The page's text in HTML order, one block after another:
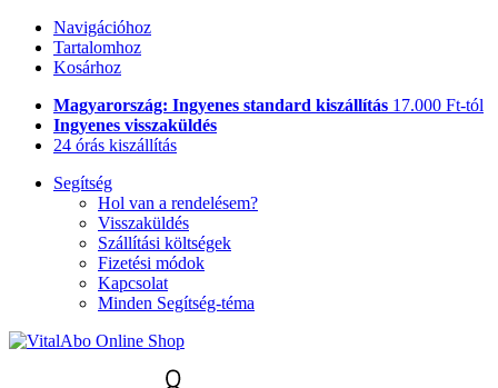
Navigációhoz
Tartalomhoz
Kosárhoz
Magyarország: Ingyenes standard kiszállítás 17.000 Ft-tól
Ingyenes visszaküldés
24 órás kiszállítás
Segítség
Hol van a rendelésem?
Visszaküldés
Szállítási költségek
Fizetési módok
Kapcsolat
Minden Segítség-téma